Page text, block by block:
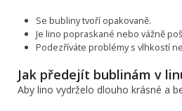
Se bubliny tvoří opakovaně.
Je lino popraskané nebo vážně
Podezříváte problémy s vlhkostí
Jak předejít bublinám v
Aby lino vydrželo dlouho krásné a